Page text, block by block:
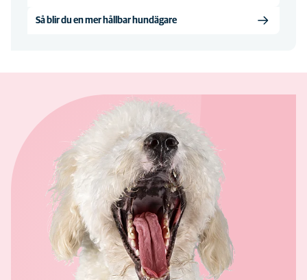
Så blir du en mer hållbar hundägare